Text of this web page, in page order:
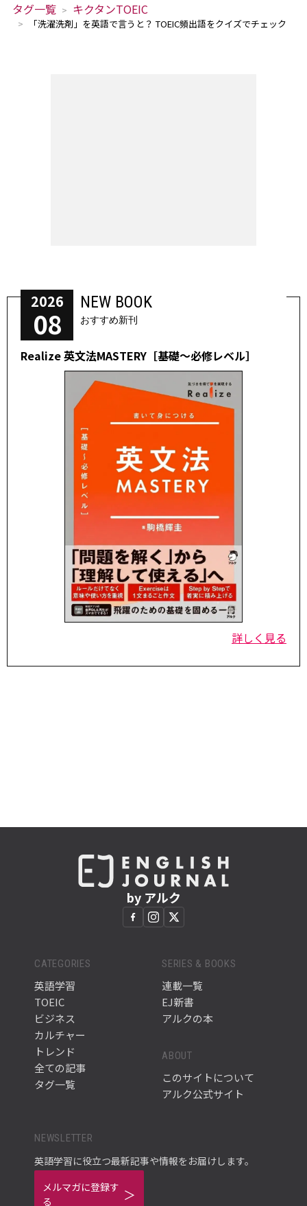
タグ一覧 キクタンTOEIC
「洗濯洗剤」を英語で言うと？ TOEIC頻出語をクイズでチェック
2026
08
NEW BOOK
おすすめ新刊
Realize 英文法MASTERY［基礎～必修レベル］
詳しく見る
by アルク
CATEGORIES
英語学習
TOEIC
ビジネス
カルチャー
トレンド
全ての記事
タグ一覧
SERIES & BOOKS
連載一覧
EJ新書
アルクの本
ABOUT
このサイトについて
アルク公式サイト
NEWSLETTER
英語学習に役立つ最新記事や情報をお届けします。
メルマガに登録す
る